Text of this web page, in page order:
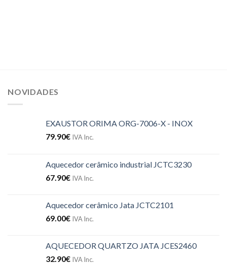
NOVIDADES
EXAUSTOR ORIMA ORG-7006-X - INOX
79.90€ IVA Inc.
Aquecedor cerâmico industrial JCTC3230
67.90€ IVA Inc.
Aquecedor cerâmico Jata JCTC2101
69.00€ IVA Inc.
AQUECEDOR QUARTZO JATA JCES2460
32.90€ IVA Inc.